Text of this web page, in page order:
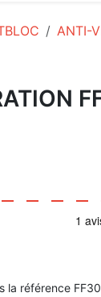
ANTI-
la référence